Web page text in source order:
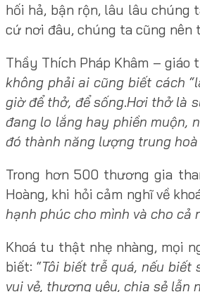
hối hả, bận rộn, lâu lâu chúng
cứ nơi đâu, chúng ta cũng nên
Thầy Thích Pháp Khâm – giáo
không phải ai cũng biết cách
giờ để thở, để sống.Hơi thở là
đang lo lắng hay phiền muộn,
đó thành năng lượng trung
Trong hơn 500 thương gia
Hoàng, khi hỏi cảm nghĩ về
hạnh phúc cho mình và cho cả
Khoá tu thật nhẹ nhàng, mọi
biết: “Tôi biết trễ quá, nếu
vui vẻ, thương yêu, chia sẻ lẫn